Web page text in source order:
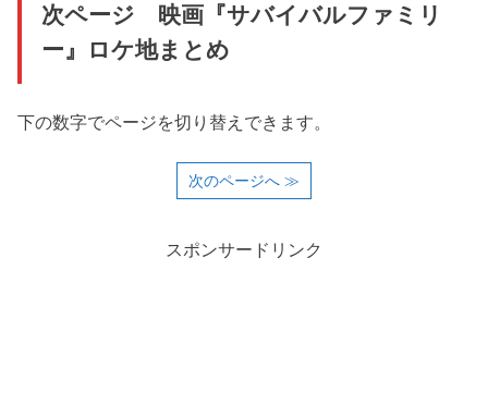
次ページ 映画『サバイバルファミリ
ー』ロケ地まとめ
下の数字でページを切り替えできます。
次のページへ ≫
スポンサードリンク